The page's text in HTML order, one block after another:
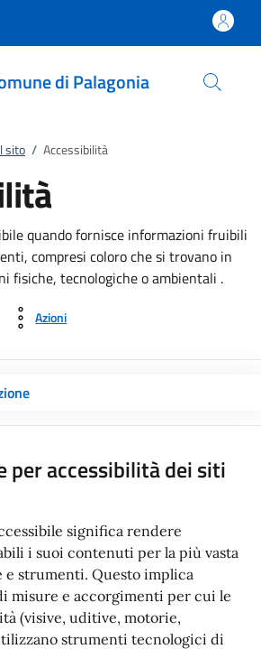
di Palagonia
sito / Accessibilità
quando fornisce informazioni fruibili
compresi coloro che si trovano in
fisiche, tecnologiche o ambientali .
Azioni
per accessibilità dei siti
significa rendere
i suoi contenuti per la più vasta
e strumenti. Questo implica
misure e accorgimenti per cui le
(visive, uditive, motorie,
strumenti tecnologici di